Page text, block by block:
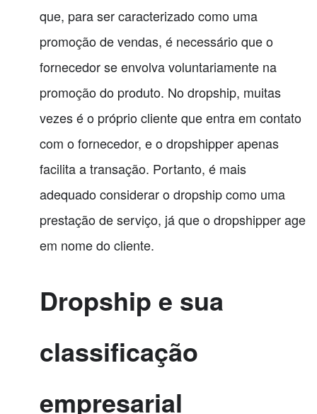
que, para ser caracterizado como uma
promoção de vendas, é necessário que o
fornecedor se envolva voluntariamente na
promoção do produto. No dropship, muitas
vezes é o próprio cliente que entra em contato
com o fornecedor, e o dropshipper apenas
facilita a transação. Portanto, é mais
adequado considerar o dropship como uma
prestação de serviço, já que o dropshipper age
em nome do cliente.
Dropship e sua
classificação
empresarial